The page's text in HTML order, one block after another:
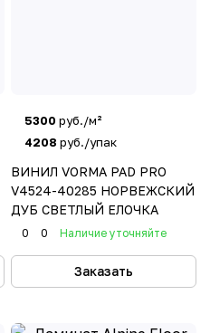
5300 руб./м²
4208 руб./упак
ВИНИЛ VORMA PAD PRO
V4524-40285 НОРВЕЖСКИЙ
ДУБ СВЕТЛЫЙ ЕЛОЧКА
0 0 Наличие уточняйте
Заказать